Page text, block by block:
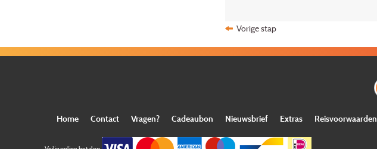
Vorige stap
Home Contact Vragen? Cadeaubon Nieuwsbrief Extras Reisvoorwaarden